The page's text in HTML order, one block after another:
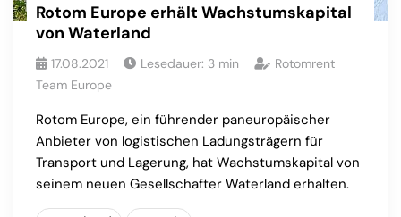
Rotom Europe erhält Wachstumskapital
von Waterland
17.08.2021 Lesedauer: 3 min
Rotomrent
Team Europe
Rotom Europe, ein führender paneuropäischer
Anbieter von logistischen Ladungsträgern für
Transport und Lagerung, hat Wachstumskapital von
seinem neuen Gesellschafter Waterland erhalten.